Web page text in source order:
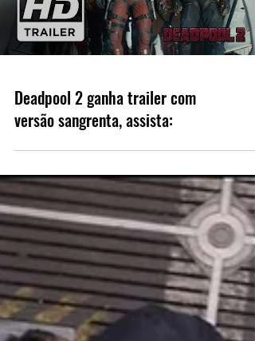
Deadpool 2 ganha trailer com
versão sangrenta, assista: